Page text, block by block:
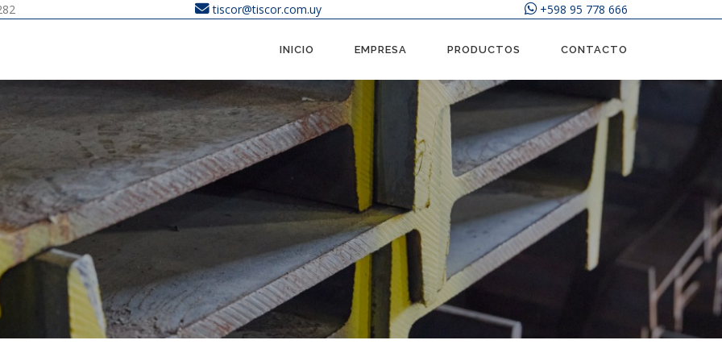
tiscor@tiscor.com.uy
+598 95 778 666
INICIO EMPRESA PRODUCTOS CONTACTO